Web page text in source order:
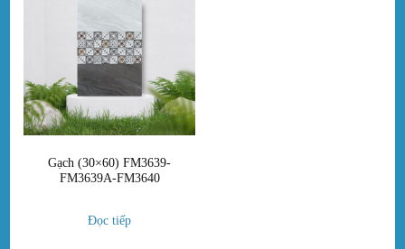
Danh mục sản phẩm
Danh mục sản phẩm
Gạch (30×60) FM3639-
FM3639A-FM3640
Đọc tiếp